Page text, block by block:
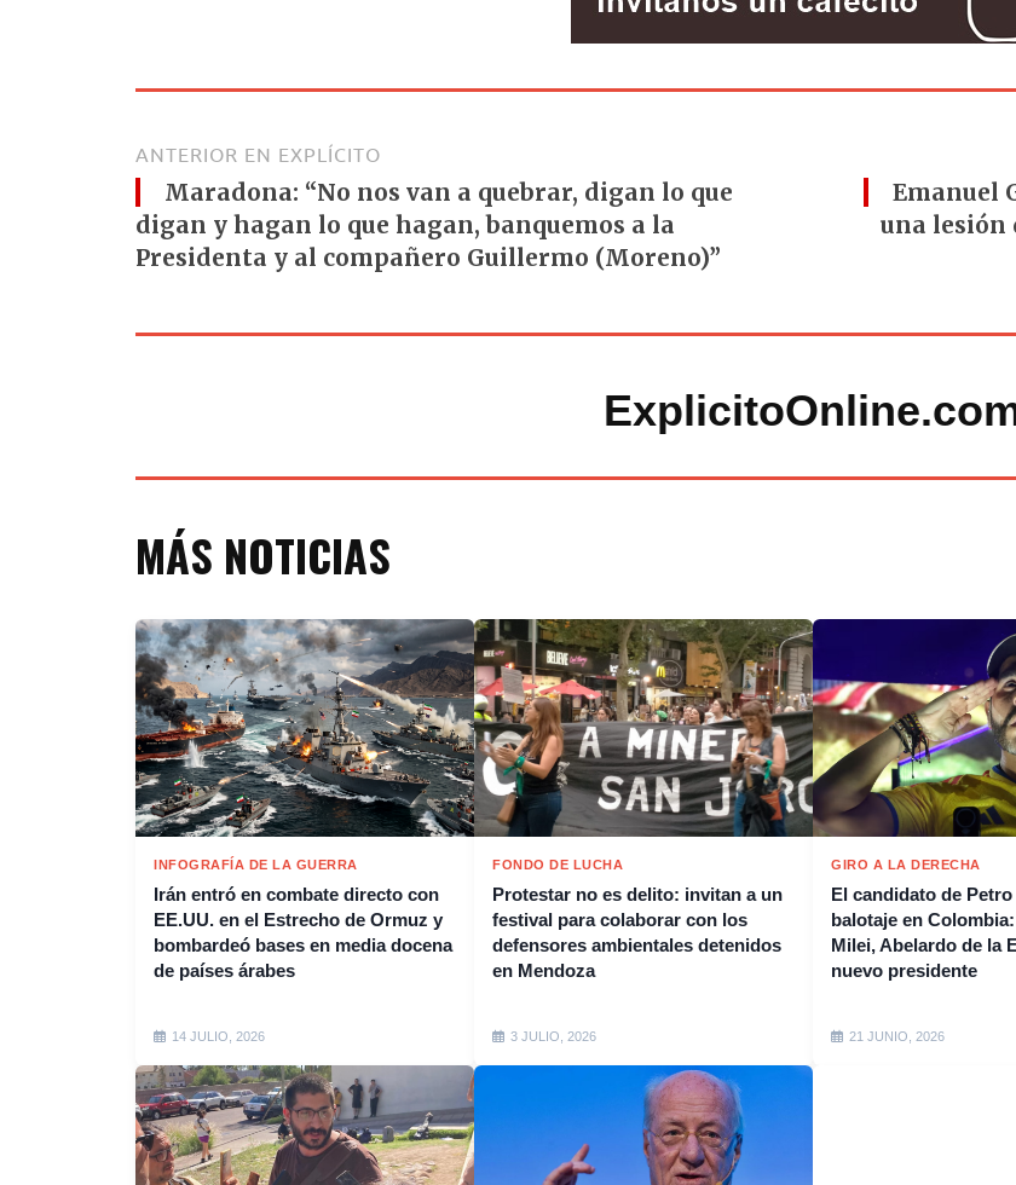
ANTERIOR EN EXPLÍCITO
Maradona: “No nos van a quebrar, digan lo que
digan y hagan lo que hagan, banquemos a la
Presidenta y al compañero Guillermo (Moreno)”
Emanuel
una lesión
MÁS NOTICIAS
INFOGRAFÍA DE LA GUERRA
Irán entró en combate directo con
EE.UU. en el Estrecho de Ormuz y
bombardeó bases en media docena
de países árabes
14 JULIO, 2026
FONDO DE LUCHA
Protestar no es delito: invitan a un
festival para colaborar con los
defensores ambientales detenidos
en Mendoza
3 JULIO, 2026
GIRO A LA DERECHA
El candidato de
balotaje en
Milei, Abelardo de la
nuevo presidente
21 JUNIO, 2026